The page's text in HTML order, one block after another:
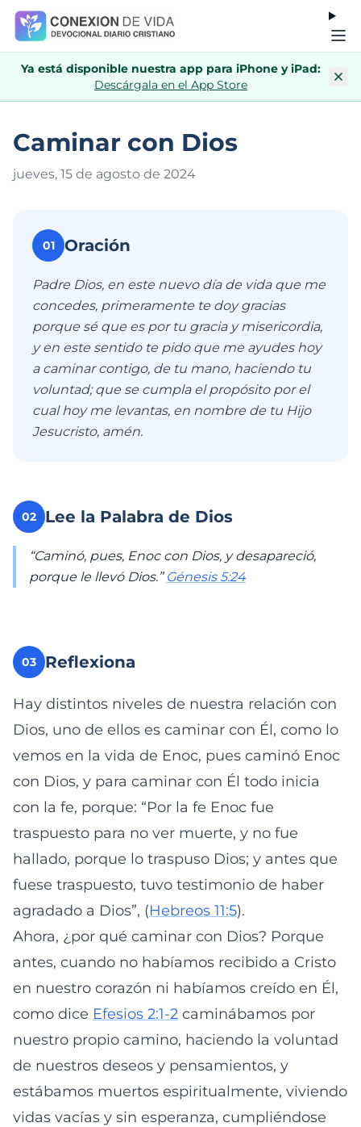
Ya está disponible nuestra app para iPhone y iPad:
Descárgala en el App Store
Caminar con Dios
jueves, 15 de agosto de 2024
01 Oración
Padre Dios, en este nuevo día de vida que me
concedes, primeramente te doy gracias
porque sé que es por tu gracia y misericordia,
y en este sentido te pido que me ayudes hoy
a caminar contigo, de tu mano, haciendo tu
voluntad; que se cumpla el propósito por el
cual hoy me levantas, en nombre de tu Hijo
Jesucristo, amén.
02 Lee la Palabra de Dios
“Caminó, pues, Enoc con Dios, y desapareció,
porque le llevó Dios.” Génesis 5:24
03 Reflexiona
Hay distintos niveles de nuestra relación con
Dios, uno de ellos es caminar con Él, como lo
vemos en la vida de Enoc, pues caminó Enoc
con Dios, y para caminar con Él todo inicia
con la fe, porque: “Por la fe Enoc fue
traspuesto para no ver muerte, y no fue
hallado, porque lo traspuso Dios; y antes que
fuese traspuesto, tuvo testimonio de haber
agradado a Dios”, (Hebreos 11:5).
Ahora, ¿por qué caminar con Dios? Porque
antes, cuando no habíamos recibido a Cristo
en nuestro corazón ni habíamos creído en Él,
como dice Efesios 2:1-2 caminábamos por
nuestro propio camino, haciendo la voluntad
de nuestros deseos y pensamientos, y
estábamos muertos espiritualmente, viviendo
vidas vacías y sin esperanza, cumpliéndose